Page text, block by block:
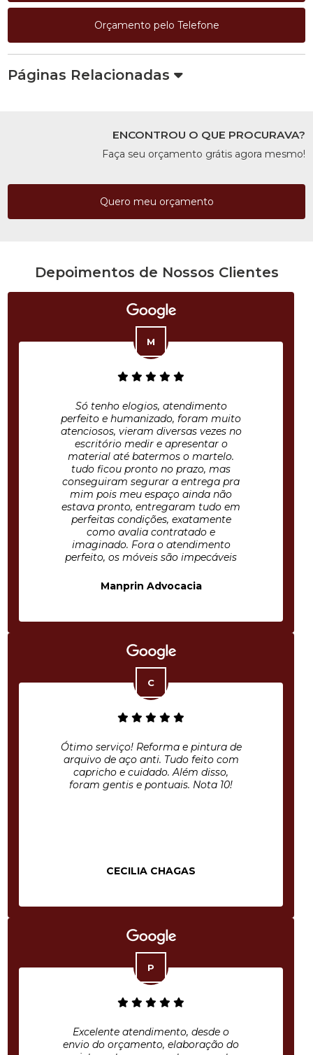
Orçamento pelo Telefone
Páginas Relacionadas
ENCONTROU O QUE PROCURAVA?
Faça seu orçamento grátis agora mesmo!
Quero meu orçamento
Depoimentos de Nossos Clientes
Só tenho elogios, atendimento
perfeito e humanizado, foram muito
atenciosos, vieram diversas vezes no
escritório medir e apresentar o
material até batermos o martelo.
tudo ficou pronto no prazo, mas
conseguiram segurar a entrega pra
mim pois meu espaço ainda não
estava pronto, entregaram tudo em
perfeitas condições, exatamente
como avalia contratado e
imaginado. Fora o atendimento
perfeito, os móveis são impecáveis
Manprin Advocacia
Ótimo serviço! Reforma e pintura de
arquivo de aço anti. Tudo feito com
capricho e cuidado. Além disso,
foram gentis e pontuais. Nota 10!
CECILIA CHAGAS
Excelente atendimento, desde o
envio do orçamento, elaboração do